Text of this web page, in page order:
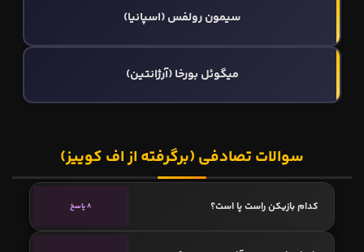
سيمون رولفس (اسپانیا)
میگوئل بورخا (آرژانتین)
سوالات تصادفی (برگرفته از اف کوییز)
کدام بازیکن راست پا است؟ 8 پاسخ